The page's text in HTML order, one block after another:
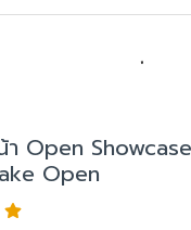
า Open
Open